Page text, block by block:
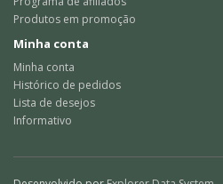
Produtos em promoção
Minha conta
Minha conta
Histórico de pedidos
Lista de desejos
Informativo